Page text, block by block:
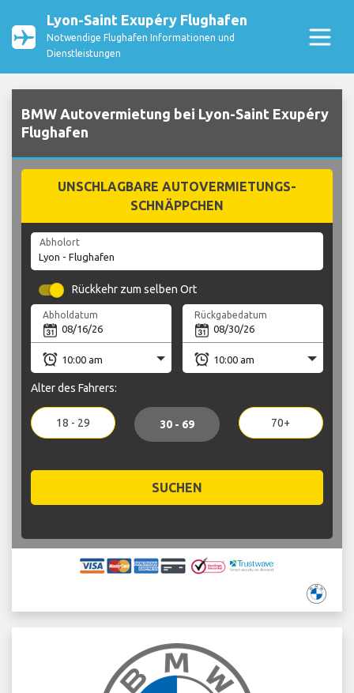
Lyon-Saint Exupéry Flughafen
Notwendige Flughafen Informationen und
Dienstleistungen
BMW Autovermietung bei Lyon-Saint Exupéry
Flughafen
UNSCHLAGBARE AUTOVERMIETUNGS-
SCHNÄPPCHEN
Abholort
Rückkehr zum selben Ort
Abholdatum Rückgabedatum
Alter des Fahrers:
18 - 29 30 - 69 70+
SUCHEN